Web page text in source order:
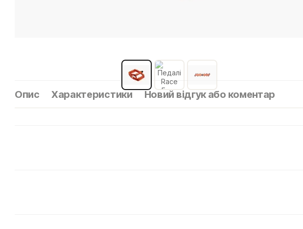
Опис Характеристики Новий відгук або коментар